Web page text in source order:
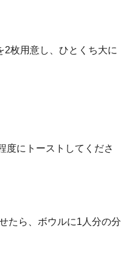
2枚用意し、ひとくち大に
度にトーストしてくださ
たら、ボウルに1人分の分